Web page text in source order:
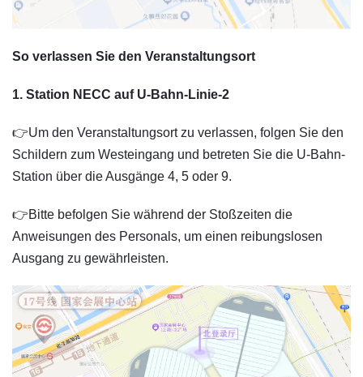
So verlassen Sie den Veranstaltungsort
1. Station NECC auf U-Bahn-Linie-2
👉Um den Veranstaltungsort zu verlassen, folgen Sie den
Schildern zum Westeingang und betreten Sie die U-Bahn-
Station über die Ausgänge 4, 5 oder 9.
👉Bitte befolgen Sie während der Stoßzeiten die
Anweisungen des Personals, um einen reibungslosen
Ausgang zu gewährleisten.